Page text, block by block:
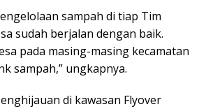
sampah di tiap Tim
sudah berjalan dengan baik.
pada masing-masing kecamatan
sampah,” ungkapnya.
di kawasan Flyover